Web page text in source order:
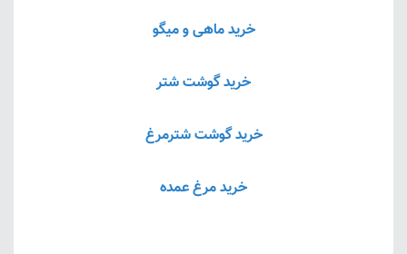
خرید ماهی و میگو
خرید گوشت شتر
خرید گوشت شترمرغ
خرید مرغ عمده